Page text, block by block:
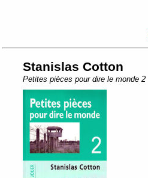
Stanislas Cotton
Petites pièces pour dire le monde 2